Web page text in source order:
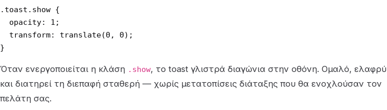
.toast.show {
  opacity: 1;
  transform: translate(0, 0);
}
Όταν ενεργοποιείται η κλάση .show, το toast γλιστρά διαγώνια στην οθόνη. Ομαλό, ελαφρύ
και διατηρεί τη διεπαφή σταθερή — χωρίς μετατοπίσεις διάταξης που θα ενοχλούσαν τον
πελάτη σας.